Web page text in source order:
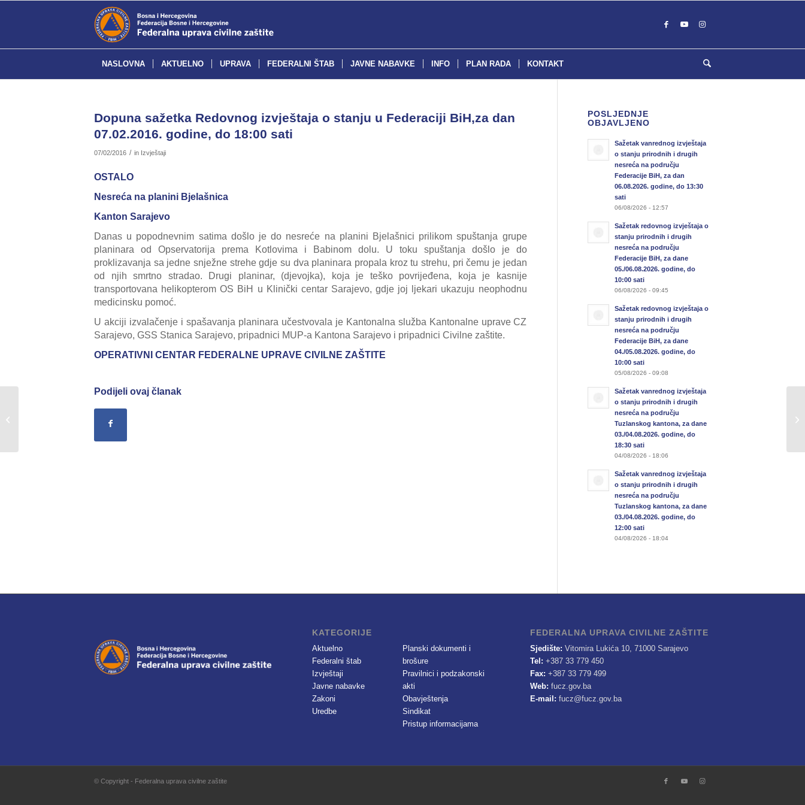
NASLOVNA AKTUELNO UPRAVA FEDERALNI ŠTAB JAVNE NABAVKE INFO PLAN RADA KONTAKT
Dopuna sažetka Redovnog izvještaja o stanju u Federaciji BiH,za dan
07.02.2016. godine, do 18:00 sati
07/02/2016 / in Izvještaji
OSTALO
Nesreća na planini Bjelašnica
Kanton Sarajevo
Danas u popodnevnim satima došlo je do nesreće na planini Bjelašnici prilikom spuštanja grupe
planinara od Opservatorija prema Kotlovima i Babinom dolu. U toku spuštanja došlo je do
proklizavanja sa jedne snježne strehe gdje su dva planinara propala kroz tu strehu, pri čemu je jedan
od njih smrtno stradao. Drugi planinar, (djevojka), koja je teško povrijeđena, koja je kasnije
transportovana helikopterom OS BiH u Klinički centar Sarajevo, gdje joj ljekari ukazuju neophodnu
medicinsku pomoć.
U akciji izvalačenje i spašavanja planinara učestvovala je Kantonalna služba Kantonalne uprave CZ
Sarajevo, GSS Stanica Sarajevo, pripadnici MUP-a Kantona Sarajevo i pripadnici Civilne zaštite.
OPERATIVNI CENTAR FEDERALNE UPRAVE CIVILNE ZAŠTITE
Podijeli ovaj članak
POSLJEDNJE
OBJAVLJENO
Sažetak vanrednog izvještaja
o stanju prirodnih i drugih
nesreća na području
Federacije BiH, za dan
06.08.2026. godine, do 13:30
sati
06/08/2026 - 12:57
Sažetak redovnog izvještaja o
stanju prirodnih i drugih
nesreća na području
Federacije BiH, za dane
05./06.08.2026. godine, do
10:00 sati
06/08/2026 - 09:45
Sažetak redovnog izvještaja o
stanju prirodnih i drugih
nesreća na području
Federacije BiH, za dane
04./05.08.2026. godine, do
10:00 sati
05/08/2026 - 09:08
Sažetak vanrednog izvještaja
o stanju prirodnih i drugih
nesreća na području
Tuzlanskog kantona, za dane
03./04.08.2026. godine, do
18:30 sati
04/08/2026 - 18:06
Sažetak vanrednog izvještaja
o stanju prirodnih i drugih
nesreća na području
Tuzlanskog kantona, za dane
03./04.08.2026. godine, do
12:00 sati
04/08/2026 - 18:04
KATEGORIJE
Aktuelno
Federalni štab
Izvještaji
Javne nabavke
Zakoni
Uredbe
Planski dokumenti i
brošure
Pravilnici i podzakonski
akti
Obavještenja
Sindikat
Pristup informacijama
FEDERALNA UPRAVA CIVILNE ZAŠTITE
Sjedište: Vitomira Lukića 10, 71000 Sarajevo
Tel: +387 33 779 450
Fax: +387 33 779 499
Web: fucz.gov.ba
E-mail: fucz@fucz.gov.ba
© Copyright - Federalna uprava civilne zaštite
Sažetak Redovnog izvještaja o stanju
u